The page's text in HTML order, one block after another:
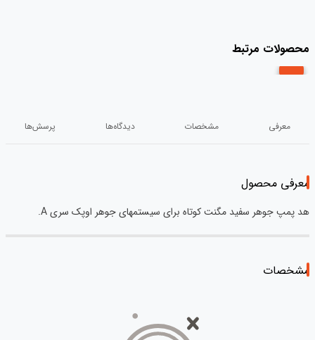
محصولات مرتبط
معرفی مشخصات دیدگاه‌ها پرسش‌ها
معرفی محصول
هد پمپ جوهر سفید مگنت کوتاه برای سیستمهای جوهر اوپک سری A.
مشخصات